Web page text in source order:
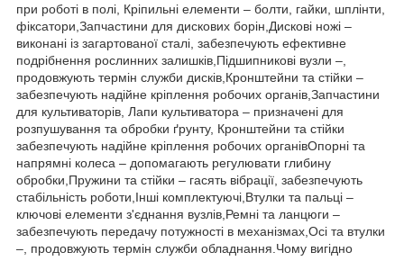
при роботі в полі, Кріпильні елементи – болти, гайки, шплінти,
фіксатори,Запчастини для дискових борін,Дискові ножі –
виконані із загартованої сталі, забезпечують ефективне
подрібнення рослинних залишків,Підшипникові вузли –,
продовжують термін служби дисків,Кронштейни та стійки –
забезпечують надійне кріплення робочих органів,Запчастини
для культиваторів, Лапи культиватора – призначені для
розпушування та обробки ґрунту, Кронштейни та стійки
забезпечують надійне кріплення робочих органівОпорні та
напрямні колеса – допомагають регулювати глибину
обробки,Пружини та стійки – гасять вібрації, забезпечують
стабільність роботи,Інші комплектуючі,Втулки та пальці –
ключові елементи з'єднання вузлів,Ремні та ланцюги –
забезпечують передачу потужності в механізмах,Осі та втулки
–, продовжують термін служби обладнання.Чому вигідно